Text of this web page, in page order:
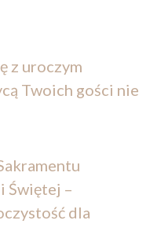
z uroczym
Twoich gości nie
Świętej –
dla